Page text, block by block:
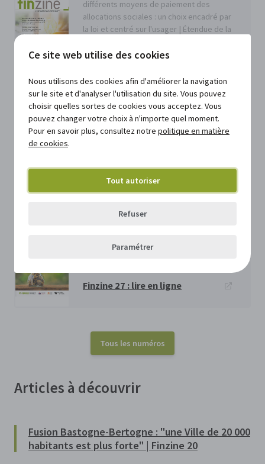
Ce site web utilise des cookies
Nous utilisons des cookies afin d'améliorer la navigation
sur le site et d'analyser l'utilisation du site. Vous pouvez
choisir quelles sortes de cookies vous acceptez. Vous
pouvez changer votre choix à n'importe quel moment.
Pour en savoir plus, consultez notre politique en matière
de cookies.
Tout autoriser
Refuser
Paramétrer
différents moyens de paiement des
allocations sociales : un choix encadré par
la loi et centré sur l'usager | Étendue de la
(exclusions et déchéances)
Au sommaire : notre sélection de
Finzine 28 : lire en ligne
une déclaration spéciale ? Les recettes
Finzine 27 : lire en ligne
Tous les numéros
Articles à découvrir
Fusion Bastogne-Bertogne : "une Ville de 20 000
habitants est plus forte" | Finzine 20